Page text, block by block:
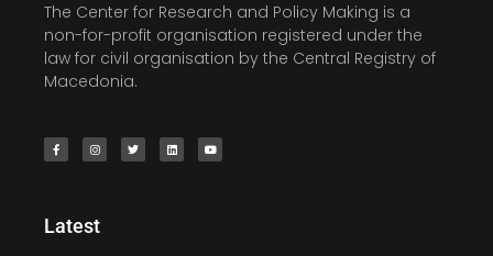
The Center for Research and Policy Making is a
non-for-profit organisation registered under the
law for civil organisation by the Central Registry of
Macedonia.
Latest